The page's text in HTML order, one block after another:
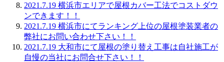
2021.7.19 横浜市エリアで屋根カバー工法でコストダウ
ンできます！！
2021.7.19 横浜市にてランキング上位の屋根塗装業者の
弊社にお問い合わせ下さい！！
2021.7.19 大和市にて屋根の塗り替え工事は自社施工が
自慢の当社にお問合せ下さい！！